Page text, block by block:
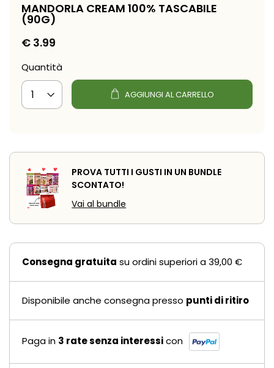
MANDORLA CREAM 100% TASCABILE
(90G)
€ 3.99
Quantità
AGGIUNGI AL CARRELLO
PROVA TUTTI I GUSTI IN UN BUNDLE
SCONTATO!
Vai al bundle
Consegna gratuita su ordini superiori a 39,00 €
Disponibile anche consegna presso punti di ritiro
Paga in 3 rate senza interessicon